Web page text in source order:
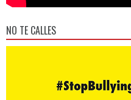
NO TE CALLES